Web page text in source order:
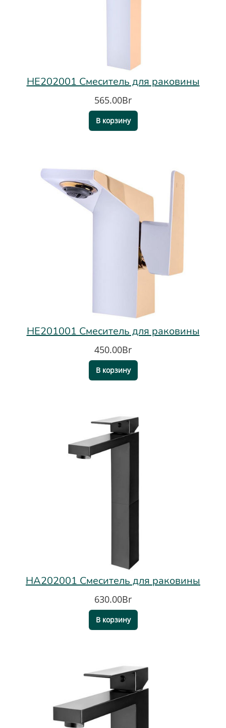
HE202001 Смеситель для раковины
565.00Br
В корзину
HE201001 Смеситель для раковины
450.00Br
В корзину
HA202001 Смеситель для раковины
630.00Br
В корзину